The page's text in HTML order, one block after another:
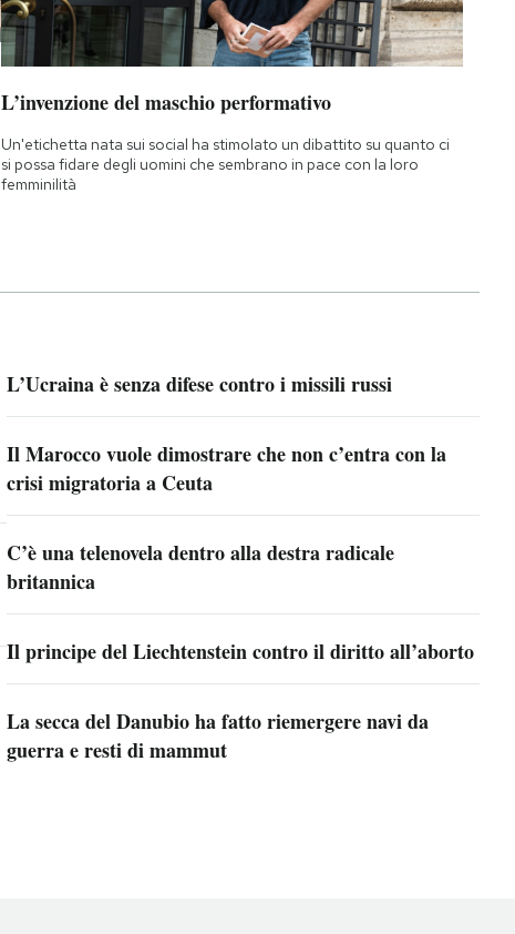
L’invenzione del maschio performativo
Un'etichetta nata sui social ha stimolato un dibattito su quanto ci
si possa fidare degli uomini che sembrano in pace con la loro
femminilità
L’Ucraina è senza difese contro i missili russi
Il Marocco vuole dimostrare che non c’entra con la
crisi migratoria a Ceuta
C’è una telenovela dentro alla destra radicale
britannica
Il principe del Liechtenstein contro il diritto all’aborto
La secca del Danubio ha fatto riemergere navi da
guerra e resti di mammut